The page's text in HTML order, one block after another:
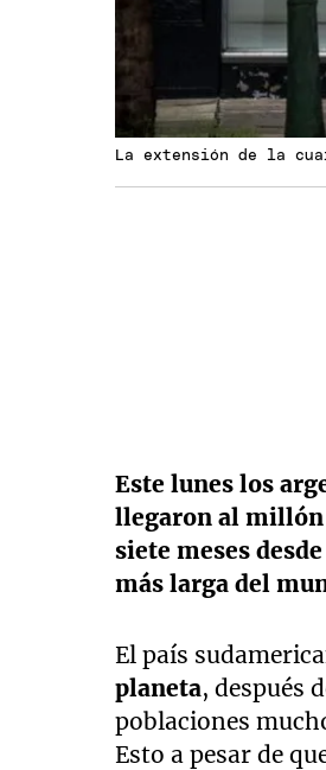
La extensión de la
Este lunes los
llegaron al millón
siete meses
más larga del
El país
planeta, después
poblaciones
Esto a pesar de